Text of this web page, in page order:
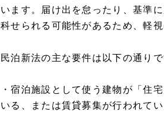
います。届け出を怠ったり、基準
科せられる可能性があるため、軽視
民泊新法の主な要件は以下の通りで
・宿泊施設として使う建物が「住
いる、または賃貸募集が行われてい